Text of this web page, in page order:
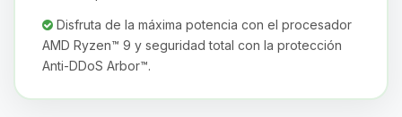
Disfruta de la máxima potencia con el procesador
AMD Ryzen™ 9 y seguridad total con la protección
Anti-DDoS Arbor™.